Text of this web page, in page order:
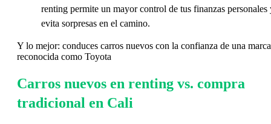
renting permite un mayor control de tus finanzas personales
evita sorpresas en el camino.
Y lo mejor: conduces carros nuevos con la confianza de una marca
reconocida como Toyota
Carros nuevos en renting vs. compra
tradicional en Cali